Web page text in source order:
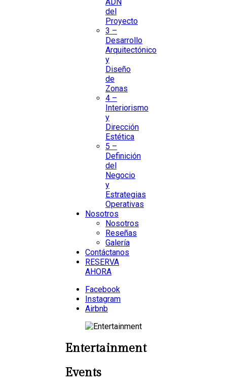
del
Proyecto
3 –
Desarrollo
Arquitectónico
y
Diseño
de
Zonas
4 –
Interiorismo
y
Dirección
Estética
5 –
Definición
del
Negocio
y
Estrategias
Operativas
Nosotros
Nosotros
Reseñas
Galería
Contáctanos
RESERVA
AHORA
Facebook
Instagram
Airbnb
Entertainment
Events